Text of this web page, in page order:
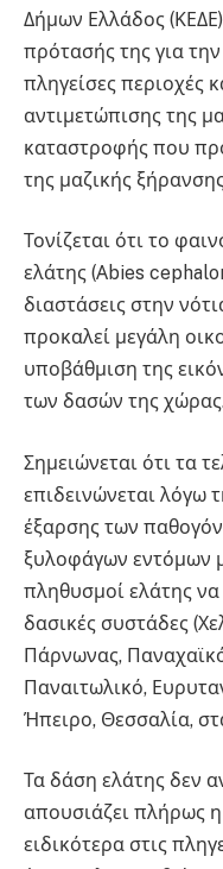
Δήμων Ελλάδος
πρότασής της για
πληγείσες περιοχές
αντιμετώπισης της
καταστροφής που
της μαζικής
Τονίζεται ότι το
ελάτης (Αbies
διαστάσεις στην
προκαλεί μεγάλη
υποβάθμιση της
των δασών της
Σημειώνεται ότι τα
επιδεινώνεται λόγω
έξαρσης των
ξυλοφάγων εντόμων
πληθυσμοί ελάτης
δασικές συστάδες
Πάρνωνας,
Παναιτωλικό,
Ήπειρο, Θεσσαλία,
Τα δάση ελάτης δεν
απουσιάζει πλήρως
ειδικότερα στις